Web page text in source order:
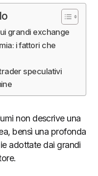
grandi exchange
i fattori che
speculativi
non descrive una
bensì una profonda
adottate dai grandi